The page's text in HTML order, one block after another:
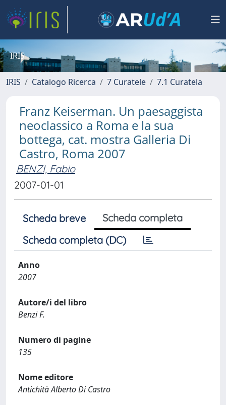
IRIS
IRIS Catalogo Ricerca 7 Curatele 7.1 Curatela
Franz Keiserman. Un paesaggista
neoclassico a Roma e la sua
bottega, cat. mostra Galleria Di
Castro, Roma 2007
BENZI, Fabio
2007-01-01
Scheda breve
Scheda completa
Scheda completa (DC)
Anno
2007
Autore/i del libro
Benzi F.
Numero di pagine
135
Nome editore
Antichità Alberto Di Castro